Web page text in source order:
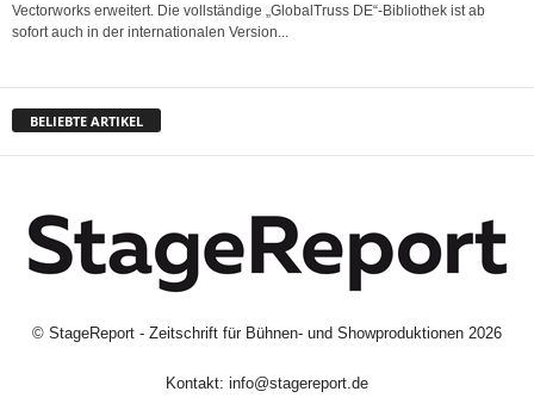
Vectorworks erweitert. Die vollständige „GlobalTruss DE“-Bibliothek ist ab
sofort auch in der internationalen Version...
BELIEBTE ARTIKEL
© StageReport - Zeitschrift für Bühnen- und Showproduktionen 2026
Kontakt: info@stagereport.de